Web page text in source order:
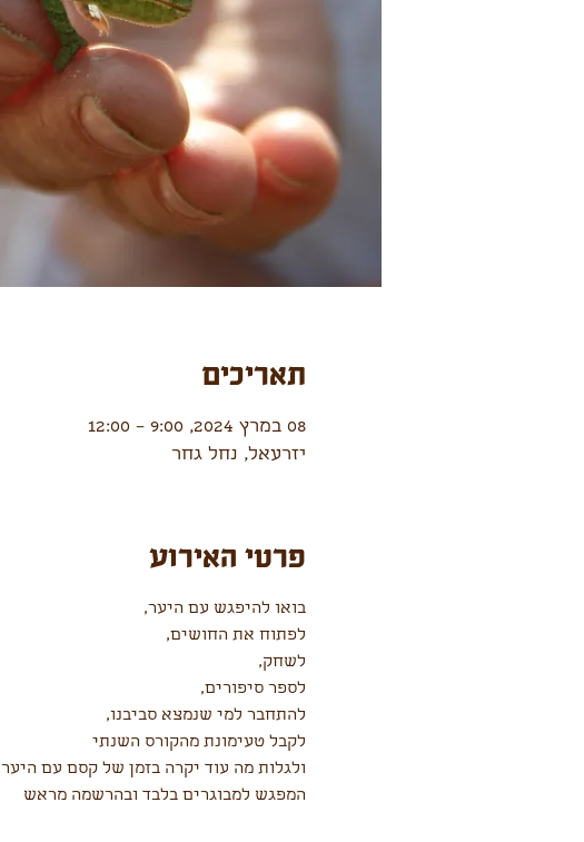
תאריכים
08 במרץ 2024, 9:00 – 12:00
יזרעאל, נחל גחר
פרטי האירוע
בואו להיפגש עם היער,
לפתוח את החושים,
לשחק,
לספר סיפורים,
להתחבר למי שנמצא סביבנו,
לקבל טעימונת מהקורס השנתי
ולגלות מה עוד יקרה בזמן של קסם עם היער
המפגש למבוגרים בלבד ובהרשמה מראש